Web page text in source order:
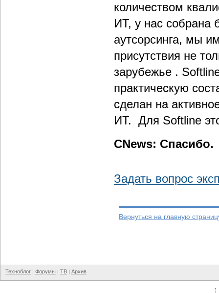
количеством
ИТ, у нас собрана
аутсорсинга, мы
присутствия не
зарубежье .
практическую
сделан на
ИТ. Для Softline
CNews: Спасибо.
Задать вопрос
Вернуться на главную
Техноблог | Форумы | ТВ | Архив